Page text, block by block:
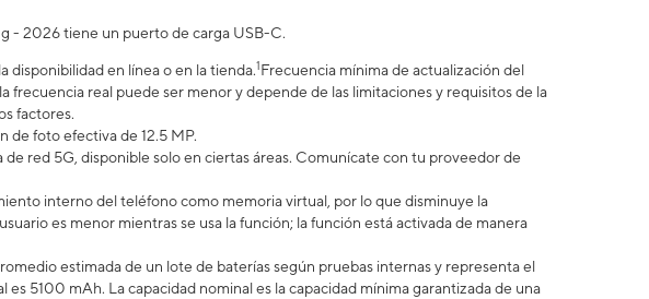
- 2026 tiene un puerto de carga USB-C.
disponibilidad en línea o en la tienda.1Frecuencia mínima de actualización del
real puede ser menor y depende de las limitaciones y requisitos de la
factores.
de foto efectiva de 12.5 MP.
red 5G, disponible solo en ciertas áreas. Comunícate con tu proveedor de
interno del teléfono como memoria virtual, por lo que disminuye la
es menor mientras se usa la función; la función está activada de manera
estimada de un lote de baterías según pruebas internas y representa el
5100 mAh. La capacidad nominal es la capacidad mínima garantizada de una